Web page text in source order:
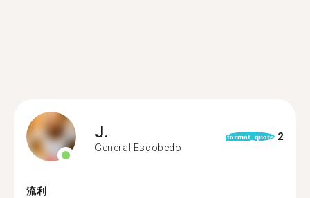
J.
General Escobedo
format_quote 2
流利